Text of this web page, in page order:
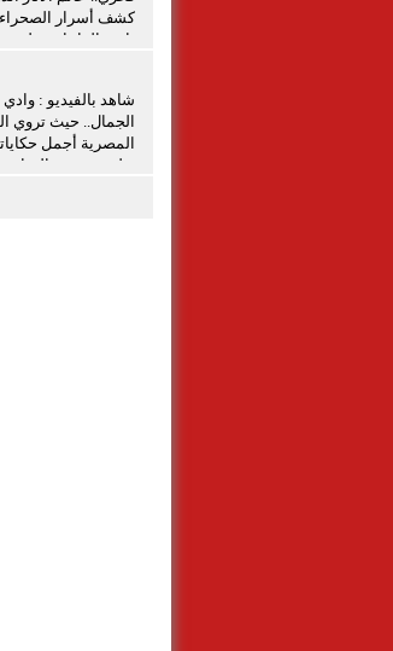
كشف أسرار
تاريخ الواحات تعليق
شاهد بالفيديو : وادي
الجمال.. حيث تروي
المصرية أجمل
تعليق شيرين الشافعى